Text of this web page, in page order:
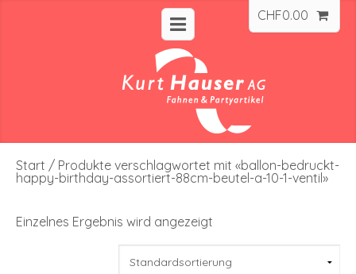
CHF0.00
Start / Produkte verschlagwortet mit «ballon-bedruckt-
happy-birthday-assortiert-88cm-beutel-a-10-1-ventil»
Einzelnes Ergebnis wird angezeigt